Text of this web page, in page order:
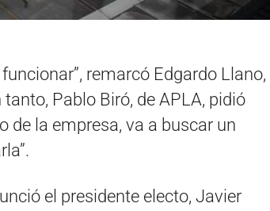
remarcó Edgardo Llano,
Pablo Biró, de APLA, pidió
de la empresa, va a buscar un
el presidente electo, Javier